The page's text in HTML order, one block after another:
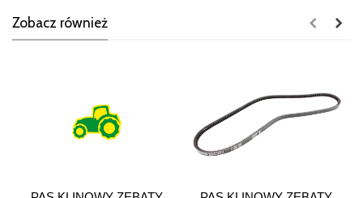
Zobacz również